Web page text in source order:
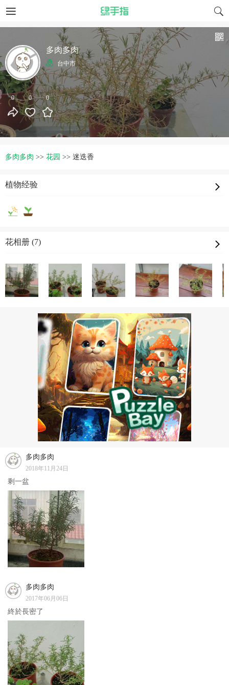
0 0 0
多肉多肉
台中市
多肉多肉 >> 花园 >> 迷迭香
植物经验
花相册 (7)
多肉多肉
2018年11月24日
剩一盆
多肉多肉
2017年06月06日
終於長密了